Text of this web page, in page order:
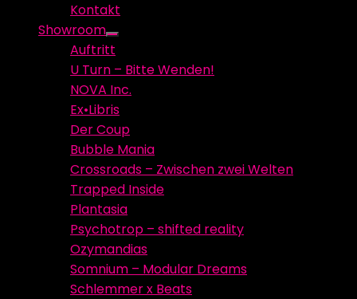
Kontakt
Showroom
Show
sub
menu
Auftritt
U Turn – Bitte Wenden!
NOVA Inc.
Ex•Libris
Der Coup
Bubble Mania
Crossroads – Zwischen zwei Welten
Trapped Inside
Plantasia
Psychotrop – shifted reality
Ozymandias
Somnium – Modular Dreams
Schlemmer x Beats